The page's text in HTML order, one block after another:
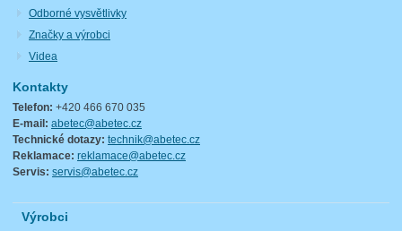
Odborné vysvětlivky
Značky a výrobci
Videa
Kontakty
Telefon: +420 466 670 035
E-mail: abetec@abetec.cz
Technické dotazy: technik@abetec.cz
Reklamace: reklamace@abetec.cz
Servis: servis@abetec.cz
Výrobci